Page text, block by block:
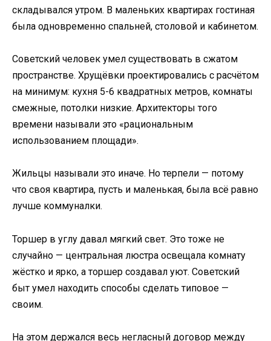
складывался утром. В маленьких квартирах гостиная
была одновременно спальней, столовой и кабинетом.
Советский человек умел существовать в сжатом
пространстве. Хрущёвки проектировались с расчётом
на минимум: кухня 5-6 квадратных метров, комнаты
смежные, потолки низкие. Архитекторы того
времени называли это «рациональным
использованием площади».
Жильцы называли это иначе. Но терпели — потому
что своя квартира, пусть и маленькая, была всё равно
лучше коммуналки.
Торшер в углу давал мягкий свет. Это тоже не
случайно — центральная люстра освещала комнату
жёстко и ярко, а торшер создавал уют. Советский
быт умел находить способы сделать типовое —
своим.
На этом держался весь негласный договор между